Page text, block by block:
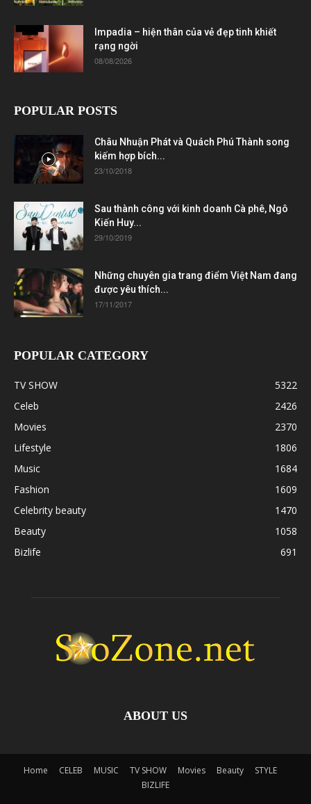
Impadia – hiện thân của vẻ đẹp tinh khiết
rạng ngời
08/08/2026
POPULAR POSTS
Châu Nhuận Phát và Quách Phú Thành song
kiếm hợp bích...
23/10/2018
Sau thành công với kinh doanh Cà phê, Ngô
Kiến Huy...
29/10/2019
Những chuyên gia trang điểm Việt Nam đang
được yêu thích...
17/11/2017
POPULAR CATEGORY
TV SHOW
5322
Celeb
2426
Movies
2370
Lifestyle
1806
Music
1684
Fashion
1609
Celebrity beauty
1470
Beauty
1058
Bizlife
691
ABOUT US
Home CELEB MUSIC TV SHOW Movies Beauty
STYLE
BIZLIFE